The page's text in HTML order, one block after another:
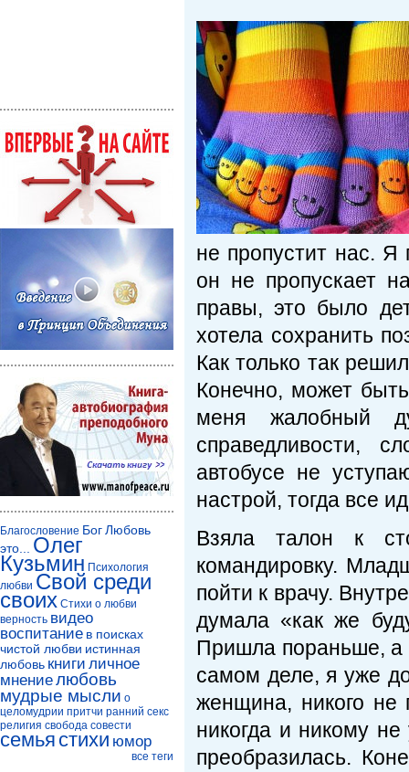
не пропустит нас.
он не пропускает
правы, это было
хотела сохранить
Как только так
Конечно, может
меня жалобный
справедливости,
автобусе не
настрой, тогда все
Взяла талон к
командировку.
пойти к врачу.
думала «как же
Пришла пораньше, а
самом деле, я уже до
женщина, никого не
никогда и никому
преобразилась.
Благословение БогЛюбовь
это...
Олег
Кузьмин Психология
любви Свой среди
своих Стихи о любви
верность видео
воспитание в поисках
чистой любви истинная
любовь книги личное
мнениелюбовь
мудрые мысли о
целомудрии притчи ранний секс
религия свобода совести
семья стихи юмор
все теги